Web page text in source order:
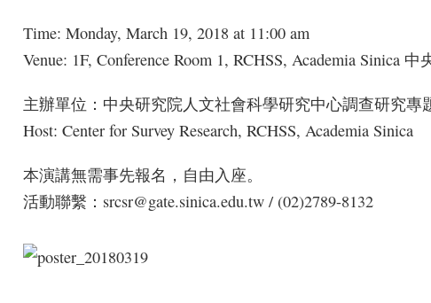
Time: Monday, March 19, 2018 at 11:00 am
Venue: 1F, Conference Room 1, RCHSS, Academia Sinica
主辦單位：中央研究院人文社會科學研究中心調查研究專
Host: Center for Survey Research, RCHSS, Academia Sinica
本演講無需事先報名，自由入座。
活動聯繫：srcsr@gate.sinica.edu.tw / (02)2789-8132